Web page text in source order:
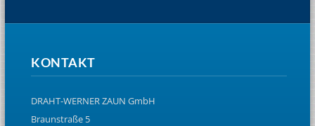
KONTAKT
DRAHT-WERNER ZAUN GmbH
Braunstraße 5